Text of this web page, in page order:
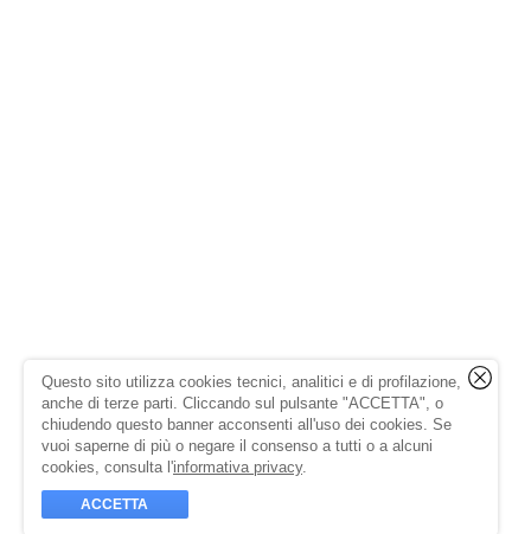
Questo sito utilizza cookies tecnici, analitici e di profilazione,
anche di terze parti. Cliccando sul pulsante "ACCETTA", o
chiudendo questo banner acconsenti all'uso dei cookies. Se
vuoi saperne di più o negare il consenso a tutti o a alcuni
cookies, consulta l'informativa privacy.
ACCETTA